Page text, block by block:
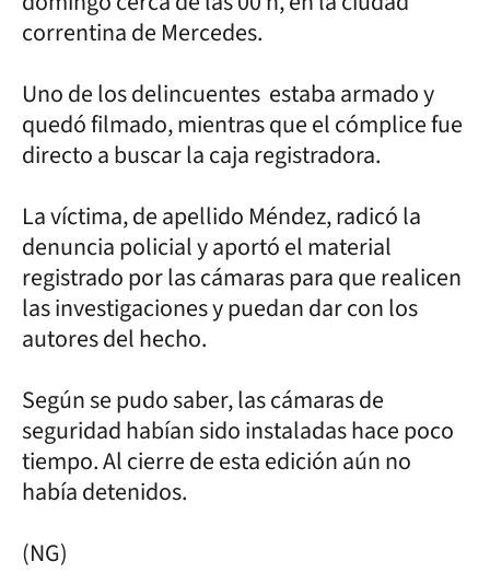
correntina de Mercedes.
Uno de los delincuentes estaba armado y
quedó filmado, mientras que el cómplice fue
directo a buscar la caja registradora.
La víctima, de apellido Méndez, radicó la
denuncia policial y aportó el material
registrado por las cámaras para que realicen
las investigaciones y puedan dar con los
autores del hecho.
Según se pudo saber, las cámaras de
seguridad habían sido instaladas hace poco
tiempo. Al cierre de esta edición aún no
había detenidos.
(NG)